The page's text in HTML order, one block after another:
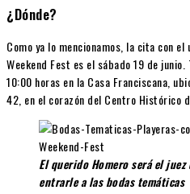
¿Dónde?
Como ya lo mencionamos, la cita con
Weekend Fest es el sábado 19 de
10:00 horas en la Casa Franciscana,
42, en el corazón del Centro Histórico
El querido Homero será el
entrarle a las bodas temáticas